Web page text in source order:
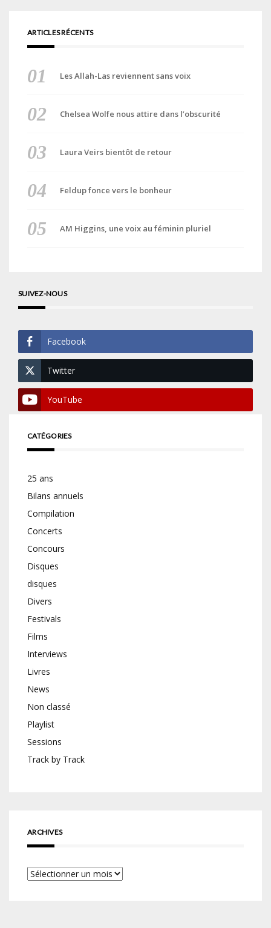
ARTICLES RÉCENTS
Les Allah-Las reviennent sans voix
Chelsea Wolfe nous attire dans l’obscurité
Laura Veirs bientôt de retour
Feldup fonce vers le bonheur
AM Higgins, une voix au féminin pluriel
SUIVEZ-NOUS
Facebook
Twitter
YouTube
CATÉGORIES
25 ans
Bilans annuels
Compilation
Concerts
Concours
Disques
disques
Divers
Festivals
Films
Interviews
Livres
News
Non classé
Playlist
Sessions
Track by Track
ARCHIVES
Archives